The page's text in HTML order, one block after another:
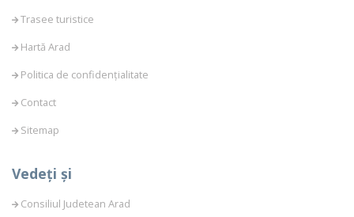
Trasee turistice
Hartă Arad
Politica de confidențialitate
Contact
Sitemap
Vedeți și
Consiliul Judetean Arad